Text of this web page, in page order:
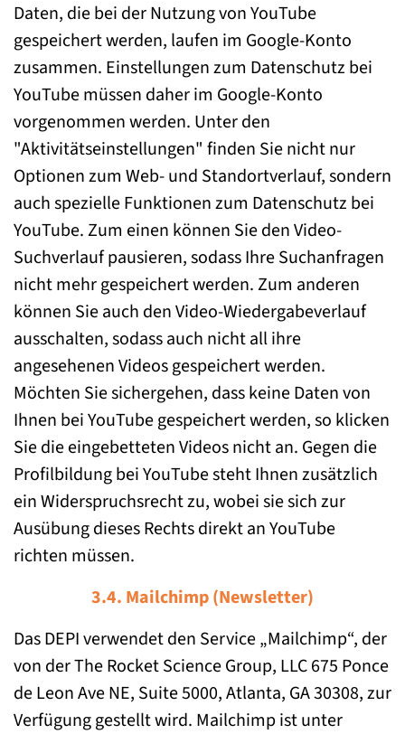
Daten, die bei der Nutzung von YouTube
gespeichert werden, laufen im Google-Konto
zusammen. Einstellungen zum Datenschutz bei
YouTube müssen daher im Google-Konto
vorgenommen werden. Unter den
"Aktivitätseinstellungen" finden Sie nicht nur
Optionen zum Web- und Standortverlauf, sondern
auch spezielle Funktionen zum Datenschutz bei
YouTube. Zum einen können Sie den Video-
Suchverlauf pausieren, sodass Ihre Suchanfragen
nicht mehr gespeichert werden. Zum anderen
können Sie auch den Video-Wiedergabeverlauf
ausschalten, sodass auch nicht all ihre
angesehenen Videos gespeichert werden.
Möchten Sie sichergehen, dass keine Daten von
Ihnen bei YouTube gespeichert werden, so klicken
Sie die eingebetteten Videos nicht an. Gegen die
Profilbildung bei YouTube steht Ihnen zusätzlich
ein Widerspruchsrecht zu, wobei sie sich zur
Ausübung dieses Rechts direkt an YouTube
richten müssen.
3.4. Mailchimp (Newsletter)
Das DEPI verwendet den Service „Mailchimp“, der
von der The Rocket Science Group, LLC 675 Ponce
de Leon Ave NE, Suite 5000, Atlanta, GA 30308, zur
Verfügung gestellt wird. Mailchimp ist unter